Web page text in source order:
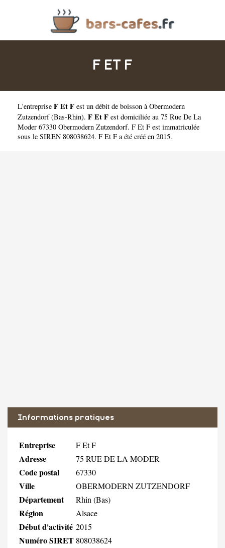
F ET F
L'entreprise F Et F est un débit de boisson à Obermodern
Zutzendorf(Bas-Rhin). F Et F est domiciliée au 75 Rue De La
Moder 67330 Obermodern Zutzendorf. F Et F est immatriculée
sous le SIREN 808038624. F Et F a été créé en 2015.
Informations pratiques
Entreprise F Et F
Adresse 75 RUE DE LA MODER
Code postal 67330
Ville OBERMODERN ZUTZENDORF
Département Rhin (Bas)
Région Alsace
Début d'activité 2015
Numéro SIRET 808038624